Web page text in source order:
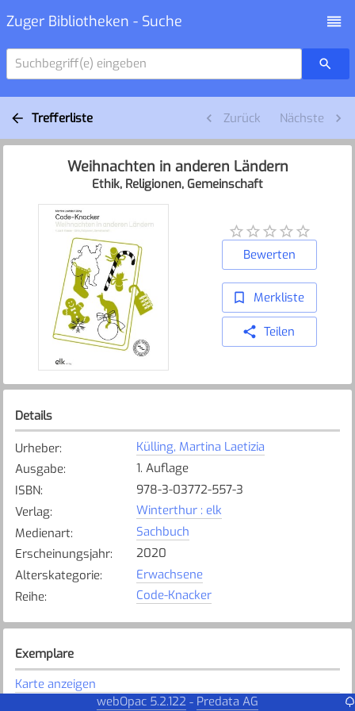
Zuger Bibliotheken - Suche
Suchbegriff(e) eingeben
Trefferliste Zurück Nächste
Weihnachten in anderen Ländern
Ethik, Religionen, Gemeinschaft
Bewerten
Merkliste
Teilen
Details
Urheber:
Külling, Martina Laetizia
Ausgabe:
1. Auflage
ISBN:
978-3-03772-557-3
Verlag:
Winterthur : elk
Medienart:
Sachbuch
Erscheinungsjahr:
2020
Alterskategorie:
Erwachsene
Reihe: Code-Knacker
Exemplare
Karte anzeigen
webOpac 5.2.122 - Predata AG